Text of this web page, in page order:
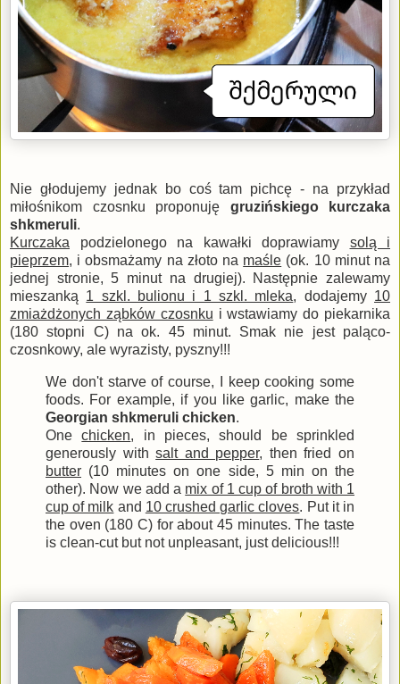
Nie głodujemy jednak bo coś tam pichcę - na przykład
miłośnikom czosnku proponuję gruzińskiego kurczaka
shkmeruli.
Kurczaka podzielonego na kawałki doprawiamy solą i
pieprzem, i obsmażamy na złoto na maśle (ok. 10 minut na
jednej stronie, 5 minut na drugiej). Następnie zalewamy
mieszanką 1 szkl. bulionu i 1 szkl. mleka, dodajemy 10
zmiażdżonych ząbków czosnku i wstawiamy do piekarnika
(180 stopni C) na ok. 45 minut. Smak nie jest paląco-
czosnkowy, ale wyrazisty, pyszny!!!
We don't starve of course, I keep cooking some
foods. For example, if you like garlic, make the
Georgian shkmeruli chicken.
Onechicken, in pieces, should be sprinkled
generously withsalt and pepper, then fried on
butter (10 minutes on one side, 5 min on the
other). Now we add a mix of 1 cup of broth with 1
cup of milk and 10 crushed garlic cloves. Put it in
the oven (180 C) for about 45 minutes. The taste
is clean-cut but not unpleasant, just delicious!!!